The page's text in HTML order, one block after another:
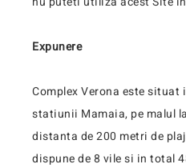
Expunere
Complex Verona este situat
statiunii Mamaia, pe malul
distanta de 200 metri de
dispune de 8 vile si in total